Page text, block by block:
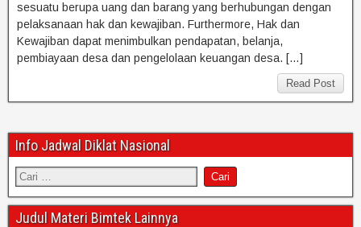
sesuatu berupa uang dan barang yang berhubungan dengan
pelaksanaan hak dan kewajiban. Furthermore, Hak dan
Kewajiban dapat menimbulkan pendapatan, belanja,
pembiayaan desa dan pengelolaan keuangan desa. […]
Read Post
Info Jadwal Diklat Nasional
Judul Materi Bimtek Lainnya